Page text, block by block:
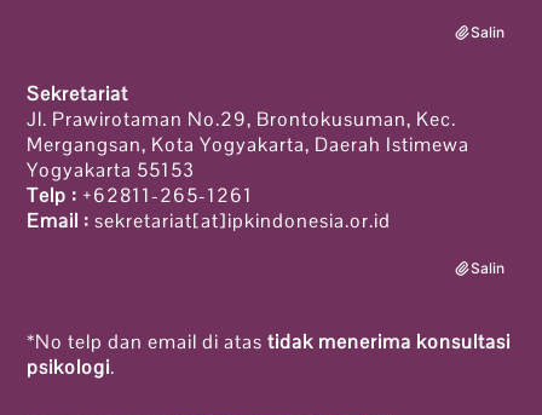
Salin
Sekretariat
Jl. Prawirotaman No.29, Brontokusuman, Kec.
Mergangsan, Kota Yogyakarta, Daerah Istimewa
Yogyakarta 55153
Telp : +62811-265-1261
Email : sekretariat[at]ipkindonesia.or.id
Salin
*No telp dan email di atastidak menerima konsultasi
psikologi.